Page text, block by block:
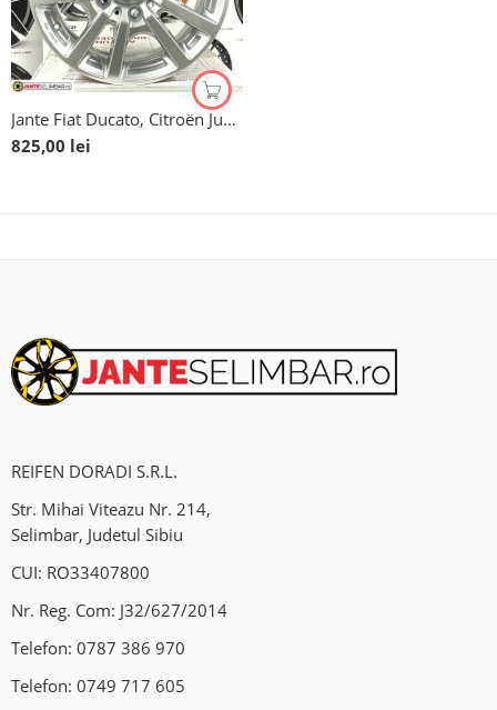
Jante Fiat Ducato, Citroën Jumper, Peugeot Boxer, 16”
825,00 lei
REIFEN DORADI S.R.L.
Str. Mihai Viteazu Nr. 214,
Selimbar, Judetul Sibiu
CUI: RO33407800
Nr. Reg. Com: J32/627/2014
Telefon: 0787 386 970
Telefon: 0749 717 605